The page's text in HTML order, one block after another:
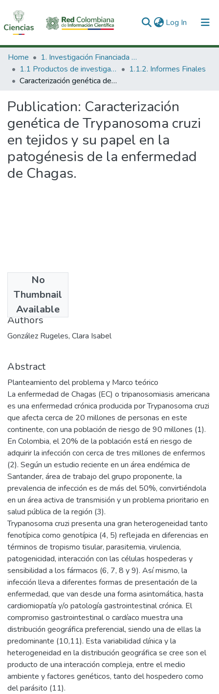
Log In (current)
Communities & Collections
All of DSpace
Home
1. Investigación Financiada con Recursos Públicos
1.1 Productos de investigación
1.1.2. Informes Finales
Caracterización genética de Trypanosoma cruzi en tejidos y su papel en la patogénesis de la enfermedad de Chagas.
Publication: Caracterización
genética de Trypanosoma cruzi
en tejidos y su papel en la
patogénesis de la enfermedad
de Chagas.
No
Thumbnail
Available
2008
Authors
González Rugeles, Clara Isabel
Abstract
Planteamiento del problema y Marco teórico
La enfermedad de Chagas (EC) o tripanosomiasis americana
es una enfermedad crónica producida por Trypanosoma cruzi
que afecta cerca de 20 millones de personas en este
continente, con una población de riesgo de 90 millones (1).
En Colombia, el 20% de la población está en riesgo de
adquirir la infección con cerca de tres millones de enfermos
(2). Según un estudio reciente en un área endémica de
Santander, área de trabajo del grupo proponente, la
prevalencia de infección es de más del 50%, convirtiéndola
en un área activa de transmisión y un problema prioritario en
salud pública de la región (3).
Trypanosoma cruzi presenta una gran heterogeneidad tanto
fenotípica como genotípica (4, 5) reflejada en diferencias en
términos de tropismo tisular, parasitemia, virulencia,
patogenicidad, interacción con las células hospederas y
sensibilidad a los fármacos (6, 7, 8 y 9). Así mismo, la
infección lleva a diferentes formas de presentación de la
enfermedad, que van desde una forma asintomática, hasta
cardiomiopatía y/o patología gastrointestinal crónica. El
compromiso gastrointestinal o cardíaco muestra una
distribución geográfica preferencial, siendo una de ellas la
predominante (10,11). Esta variabilidad clínica y la
heterogeneidad en la distribución geográfica se cree son el
producto de una interacción compleja, entre el medio
ambiente y factores genéticos, tanto del hospedero como
del parásito (11).